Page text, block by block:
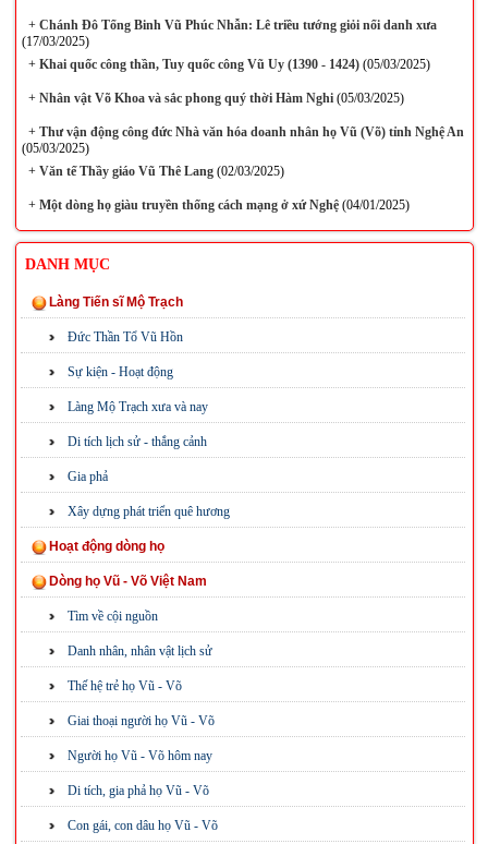
+Chánh Đô Tổng Binh Vũ Phúc Nhẫn: Lê triều tướng giỏi nổi danh xưa
(17/03/2025)
+Khai quốc công thần, Tuy quốc công Vũ Uy (1390 - 1424)(05/03/2025)
+Nhân vật Võ Khoa và sắc phong quý thời Hàm Nghi(05/03/2025)
+Thư vận động công đức Nhà văn hóa doanh nhân họ Vũ (Võ) tỉnh Nghệ An
(05/03/2025)
+Văn tế Thầy giáo Vũ Thê Lang(02/03/2025)
+Một dòng họ giàu truyền thống cách mạng ở xứ Nghệ(04/01/2025)
DANH MỤC
Làng Tiến sĩ Mộ Trạch
Đức Thần Tổ Vũ Hồn
Sự kiện - Hoạt động
Làng Mộ Trạch xưa và nay
Di tích lịch sử - thắng cảnh
Gia phả
Xây dựng phát triển quê hương
Hoạt động dòng họ
Dòng họ Vũ - Võ Việt Nam
Tìm về cội nguồn
Danh nhân, nhân vật lịch sử
Thế hệ trẻ họ Vũ - Võ
Giai thoại người họ Vũ - Võ
Người họ Vũ - Võ hôm nay
Di tích, gia phả họ Vũ - Võ
Con gái, con dâu họ Vũ - Võ